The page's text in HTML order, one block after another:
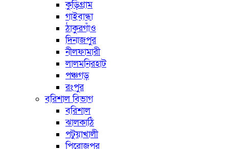
কুড়িগ্রাম
গাইবান্ধা
ঠাকুরগাঁও
দিনাজপুর
নীলফামারী
লালমনিরহাট
পঞ্চগড়
রংপুর
বরিশাল বিভাগ
বরিশাল
ঝালকাঠি
পটুয়াখালী
পিরোজপুর